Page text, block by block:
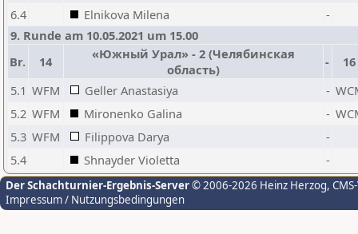
6.4
Elnikova Milena
-
9. Runde am 10.05.2021 um 15.00
Br.
14
«Южный Урал» - 2 (Челябинская
область)
-
16
5.1 WFM Geller Anastasiya -
5.2 WFM Mironenko Galina -
5.3 WFM Filippova Darya
-
5.4
Shnayder Violetta -
Der Schachturnier-Ergebnis-Server© 2006-2026 Heinz Herzog,
Impressum / Nutzungsbedingungen